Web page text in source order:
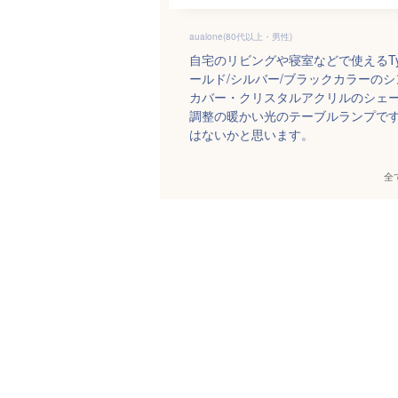
aualone(80代以上・男性)
自宅のリビングや寝室などで使える
ールド/シルバー/ブラックカラーの
カバー・クリスタルアクリルのシェ
調整の暖かい光のテーブルランプで
はないかと思います。
全